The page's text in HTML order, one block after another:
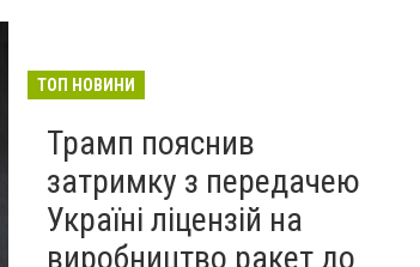
ТОП НОВИНИ
Трамп пояснив
затримку з передачею
Україні ліцензій на
виробництво ракет до